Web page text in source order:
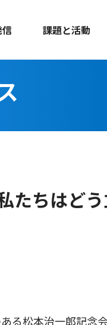
課題と活動
たちはど
る松本治一郎記念会